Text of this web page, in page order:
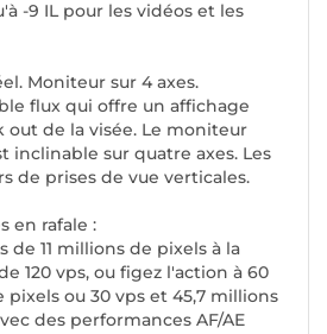
-9 IL pour les vidéos et les
Moniteur sur 4 axes.
flux qui offre un affichage
out de la visée. Le moniteur
inclinable sur quatre axes. Les
de prises de vue verticales.
en rafale :
de 11 millions de pixels à la
120 vps, ou figez l'action à 60
pixels ou 30 vps et 45,7 millions
des performances AF/AE